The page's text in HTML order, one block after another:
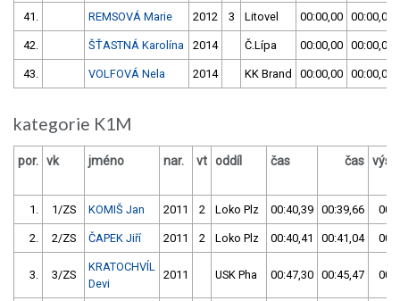
41. REMSOVÁ Marie 2012 3 Litovel 00:00,00 00:00,00
42. ŠŤASTNÁ Karolína 2014 Č.Lípa 00:00,00 00:00,00
43. VOLFOVÁ Nela 2014 KK Brand 00:00,00 00:00,00
kategorie K1M
por. vk jméno nar. vt oddíl čas čas
1. 1/ZS KOMIŠ Jan 2011 2 Loko Plz 00:40,39 00:39,66
2. 2/ZS ČAPEK Jiří 2011 2 Loko Plz 00:40,41 00:41,04
3. 3/ZS
KRATOCHVÍL
Devi
2011 USK Pha 00:47,30 00:45,47